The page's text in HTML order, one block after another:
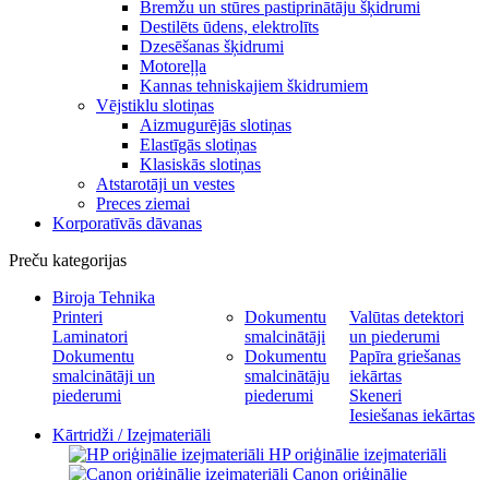
Bremžu un stūres pastiprinātāju šķidrumi
Destilēts ūdens, elektrolīts
Dzesēšanas šķidrumi
Motoreļļa
Kannas tehniskajiem škidrumiem
Vējstiklu slotiņas
Aizmugurējās slotiņas
Elastīgās slotiņas
Klasiskās slotiņas
Atstarotāji un vestes
Preces ziemai
Korporatīvās dāvanas
Preču kategorijas
Biroja Tehnika
Printeri
Laminatori
Dokumentu
smalcinātāji un
piederumi
Dokumentu
smalcinātāji
Dokumentu
smalcinātāju
piederumi
Valūtas detektori
un piederumi
Papīra griešanas
iekārtas
Skeneri
Iesiešanas iekārtas
Kārtridži / Izejmateriāli
HP oriģinālie izejmateriāli
Canon oriģinālie